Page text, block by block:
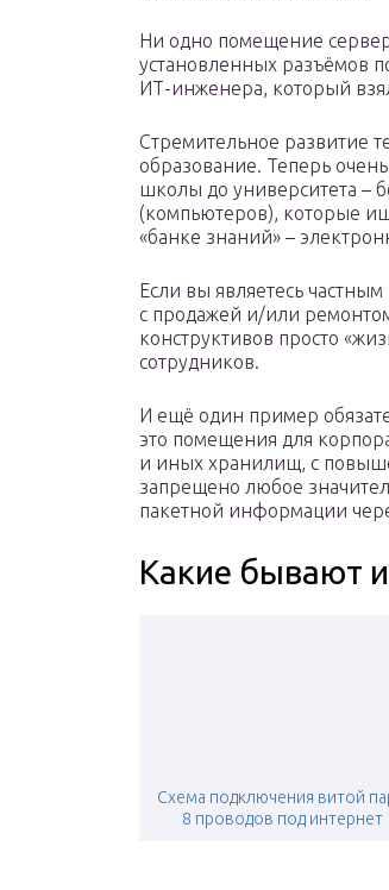
Ни одно помещение
установленных разъёмов
ИТ-инженера, который
Стремительное развитие
образование. Теперь
школы до университета –
(компьютеров), которые
«банке знаний» –
Если вы являетесь
с продажей и/или
конструктивов просто
сотрудников.
И ещё один пример
это помещения для
и иных хранилищ, с
запрещено любое
пакетной информации
Какие бывают
Схема подключения витой
8 проводов под интернет